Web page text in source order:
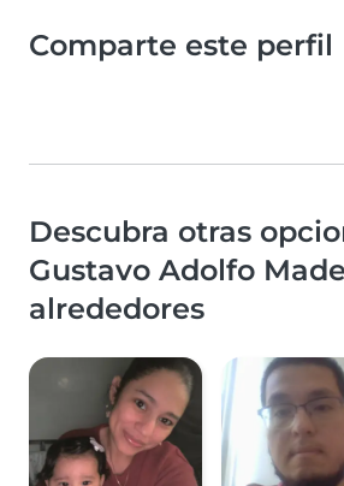
Comparte este perfil
Descubra otras
Gustavo Adolfo
alrededores